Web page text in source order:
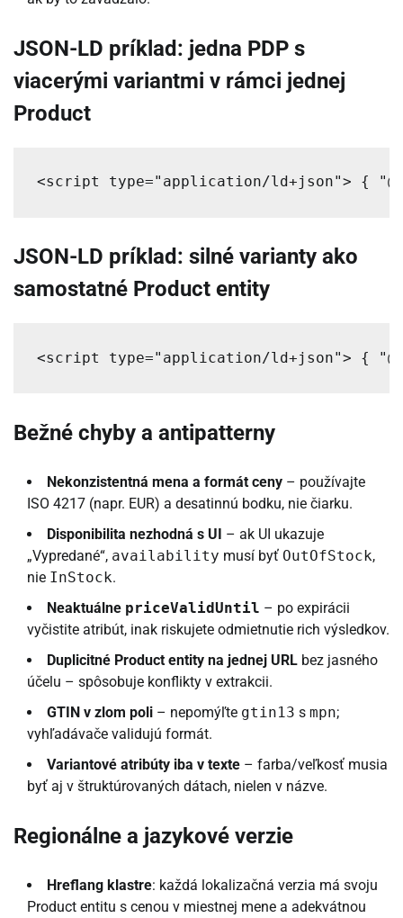
JSON-LD príklad: jedna PDP s
viacerými variantmi v rámci jednej
Product
<script type="application/ld+json"> {
JSON-LD príklad: silné varianty ako
samostatné Product entity
<script type="application/ld+json"> {
Bežné chyby a antipatterny
Nekonzistentná mena a formát ceny – používajte
ISO 4217 (napr. EUR) a desatinnú bodku, nie čiarku.
Disponibilita nezhodná s UI – ak UI ukazuje
„Vypredané“, availability musí byť OutOfStock,
nie InStock.
Neaktuálne priceValidUntil – po expirácii
vyčistite atribút, inak riskujete odmietnutie rich výsledkov.
Duplicitné Product entity na jednej URL bez jasného
účelu – spôsobuje konflikty v extrakcii.
GTIN v zlom poli – nepomýľte gtin13 s mpn;
vyhľadávače validujú formát.
Variantové atribúty iba v texte – farba/veľkosť musia
byť aj v štruktúrovaných dátach, nielen v názve.
Regionálne a jazykové verzie
Hreflang klastre: každá lokalizačná verzia má svoju
Product entitu s cenou v miestnej mene a adekvátnou